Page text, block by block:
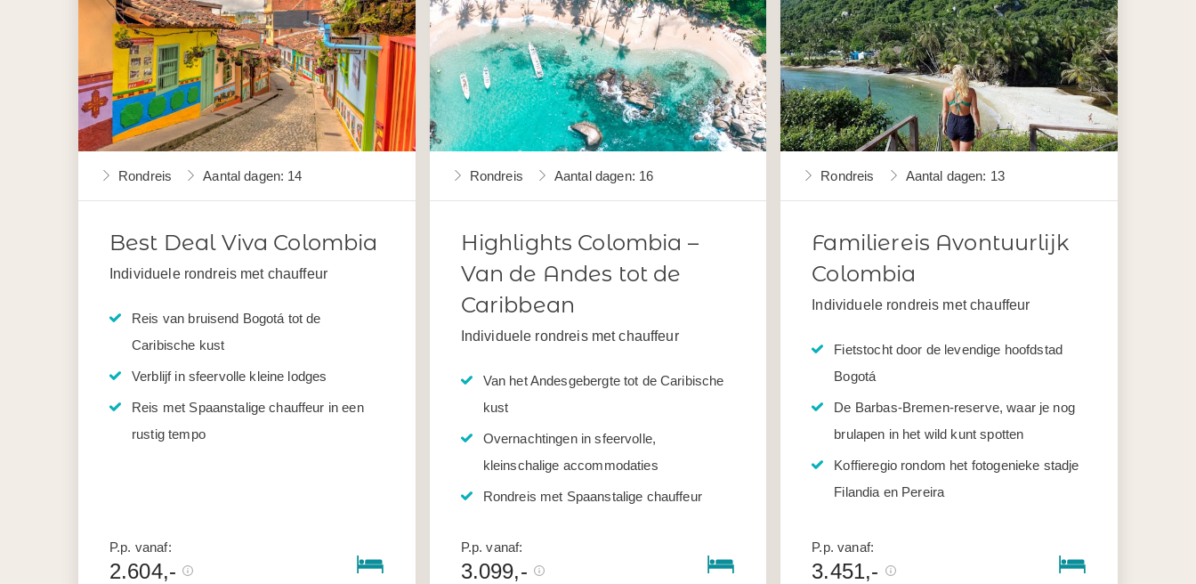
Rondreis Aantal dagen: 14
Best Deal Viva Colombia
Individuele rondreis met chauffeur
Reis van bruisend Bogotá tot de
Caribische kust
Verblijf in sfeervolle kleine lodges
Reis met Spaanstalige chauffeur in een
rustig tempo
P.p. vanaf:
2.604,-
Rondreis Aantal dagen: 16
Highlights Colombia –
Van de Andes tot de
Caribbean
Individuele rondreis met chauffeur
Van het Andesgebergte tot de Caribische
kust
Overnachtingen in sfeervolle,
kleinschalige accommodaties
Rondreis met Spaanstalige chauffeur
P.p. vanaf:
3.099,-
Rondreis Aantal dagen: 13
Familiereis Avontuurlijk
Colombia
Individuele rondreis met chauffeur
Fietstocht door de levendige hoofdstad
Bogotá
De Barbas-Bremen-reserve, waar je nog
brulapen in het wild kunt spotten
Koffieregio rondom het fotogenieke stadje
Filandia en Pereira
P.p. vanaf:
3.451,-